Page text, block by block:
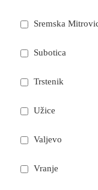
Sremska
Subotica
Trstenik
Užice
Valjevo
Vranje